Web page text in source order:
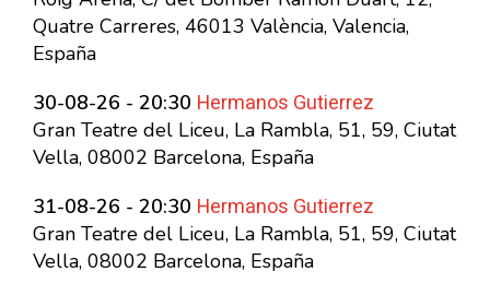
Quatre Carreres, 46013 València, Valencia,
España
30-08-26 - 20:30 Hermanos Gutierrez
Gran Teatre del Liceu, La Rambla, 51, 59, Ciutat
Vella, 08002 Barcelona, España
31-08-26 - 20:30 Hermanos Gutierrez
Gran Teatre del Liceu, La Rambla, 51, 59, Ciutat
Vella, 08002 Barcelona, España